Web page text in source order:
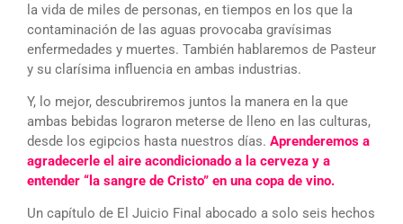
la vida de miles de personas, en tiempos en los que la
contaminación de las aguas provocaba gravísimas
enfermedades y muertes. También hablaremos de Pasteur
y su clarísima influencia en ambas industrias.
Y, lo mejor, descubriremos juntos la manera en la que
ambas bebidas lograron meterse de lleno en las culturas,
desde los egipcios hasta nuestros días. Aprenderemos a
agradecerle el aire acondicionado a la cerveza y a
entender “la sangre de Cristo” en una copa de vino.
Un capítulo de El Juicio Final abocado a solo seis hechos